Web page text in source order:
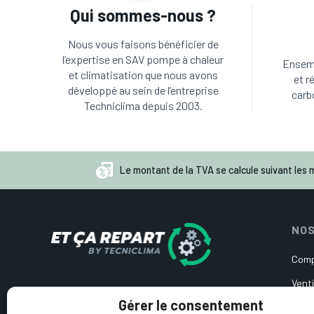
Gérer le consentement
Qui sommes-nous ?
Nous vous faisons bénéficier de
l’expertise en SAV pompe à chaleur
et climatisation que nous avons
développé au sein de l’entreprise
Techniclima depuis 2003.
et
Le montant de la TVA se calcule suivant
pour pompe à chaleur et